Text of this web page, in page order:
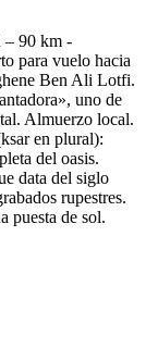
90 km -
para vuelo hacia
Ben Ali Lotfi.
uno de
Almuerzo local.
en plural):
del oasis.
data del siglo
rupestres.
puesta de sol.